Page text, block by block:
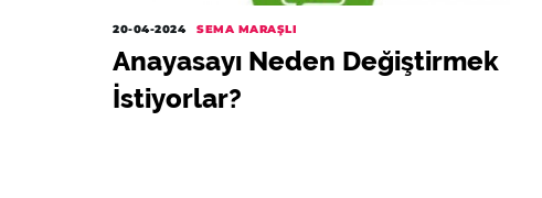
20-04-2024 SEMA MARAŞLI
Anayasayı Neden Değiştirmek
İstiyorlar?